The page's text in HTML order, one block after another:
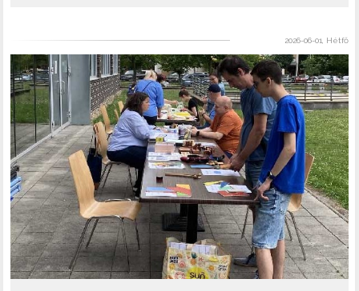
2026-06-01, Hétfő